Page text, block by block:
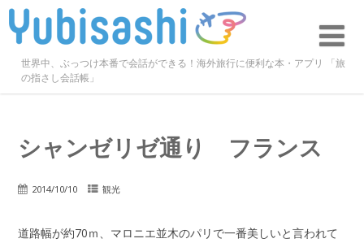
世界中、ぶっつけ本番で会話ができる！海外旅行に便利な本・アプリ 「旅
の指さし会話帳」
シャンゼリゼ通り フランス
2014/10/10 観光
道路幅が約70ｍ、マロニエ並木のパリで一番美しいと言われて